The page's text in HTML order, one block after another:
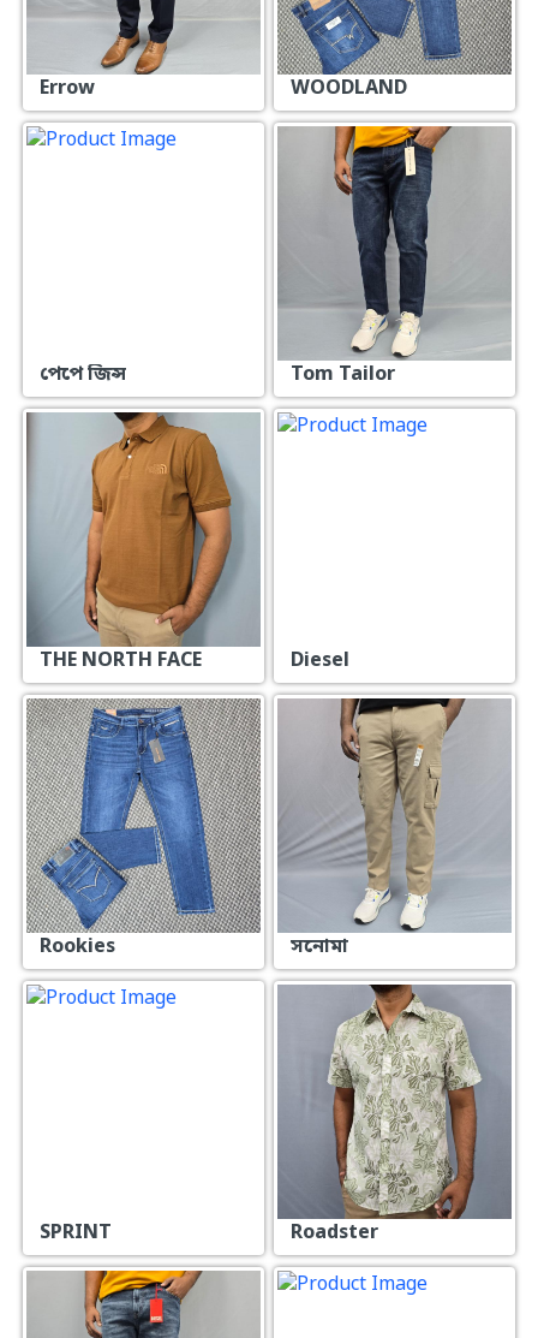
Errow WOODLAND
পেপে জিন্স Tom Tailor
THE NORTH FACE Diesel
Rookies সনোমা
SPRINT Roadster